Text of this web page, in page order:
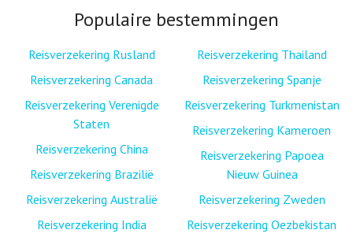
Populaire bestemmingen
Reisverzekering Rusland
Reisverzekering Canada
Reisverzekering Verenigde
Staten
Reisverzekering China
Reisverzekering Brazilië
Reisverzekering Australië
Reisverzekering India
Reisverzekering Thailand
Reisverzekering Spanje
Reisverzekering Turkmenistan
Reisverzekering Kameroen
Reisverzekering Papoea
Nieuw Guinea
Reisverzekering Zweden
Reisverzekering Oezbekistan